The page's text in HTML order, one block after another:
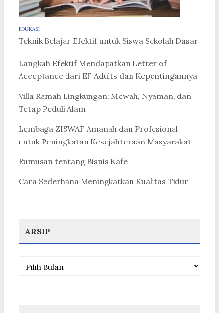
EDUKASI
Teknik Belajar Efektif untuk Siswa Sekolah Dasar
Langkah Efektif Mendapatkan Letter of
Acceptance dari EF Adults dan Kepentingannya
Villa Ramah Lingkungan: Mewah, Nyaman, dan
Tetap Peduli Alam
Lembaga ZISWAF Amanah dan Profesional
untuk Peningkatan Kesejahteraan Masyarakat
Rumusan tentang Bisnis Kafe
Cara Sederhana Meningkatkan Kualitas Tidur
ARSIP
Arsip